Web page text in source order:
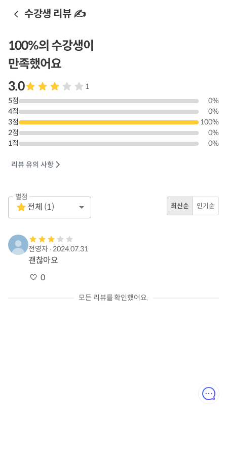
수강생 리뷰 ✍️
100%의 수강생이
만족했어요
3.0
1
5점 0%
4점 0%
3점 100%
2점 0%
1점 0%
리뷰 유의 사항
별점
1 Star
Empty
전체 (1) 최신순 인기순
전영자∙2024.07.31
괜찮아요
0
모든 리뷰를 확인했어요.